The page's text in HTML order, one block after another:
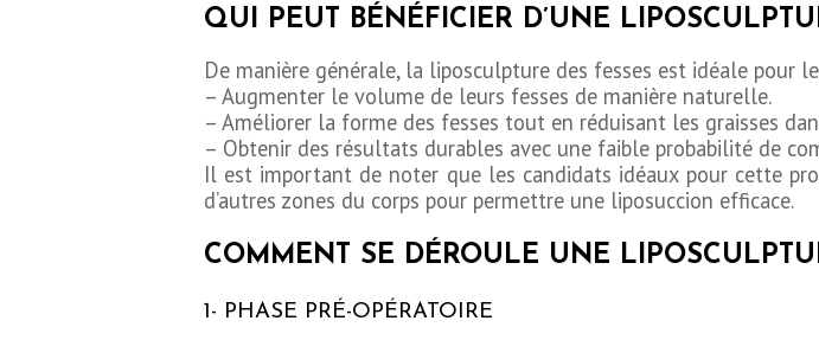
OPÉRATIONS
INTERVENTIONS
A PROPOS
QUI PEUT BÉNÉFICIER D’UNE
De manière générale, la liposculpture des fesses est idéale pour
– Augmenter le volume de leurs fesses de manière naturelle.
– Améliorer la forme des fesses tout en réduisant les graisses
– Obtenir des résultats durables avec une faible probabilité de
Il est important de noter que les candidats idéaux pour cette
d’autres zones du corps pour permettre une liposuccion efficace.
COMMENT SE DÉROULE UNE
1- PHASE PRÉ-OPÉRATOIRE